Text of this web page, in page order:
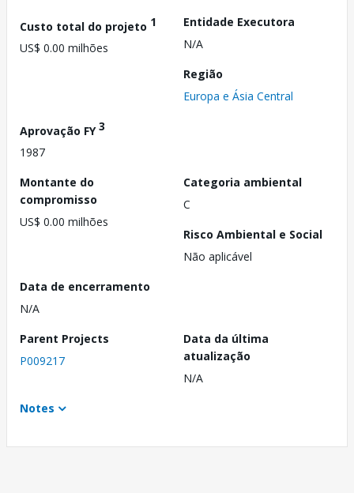
Custo total do projeto 1
US$ 0.00 milhões
Entidade Executora
N/A
Região
Europa e Ásia Central
Aprovação FY3
1987
Montante do
compromisso
US$ 0.00 milhões
Categoria ambiental
C
Risco Ambiental e Social
Não aplicável
Data de encerramento
N/A
Parent Projects
P009217
Data da última
atualização
N/A
Notes